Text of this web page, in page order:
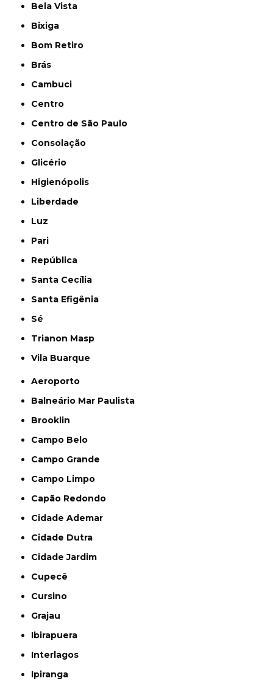
Bela Vista
Bixiga
Bom Retiro
Brás
Cambuci
Centro
Centro de São Paulo
Consolação
Glicério
Higienópolis
Liberdade
Luz
Pari
República
Santa Cecília
Santa Efigênia
Sé
Trianon Masp
Vila Buarque
Aeroporto
Balneário Mar Paulista
Brooklin
Campo Belo
Campo Grande
Campo Limpo
Capão Redondo
Cidade Ademar
Cidade Dutra
Cidade Jardim
Cupecê
Cursino
Grajau
Ibirapuera
Interlagos
Ipiranga